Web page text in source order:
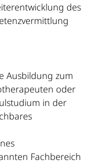
des
Ausbildung zum
oder
in der
Fachbereich